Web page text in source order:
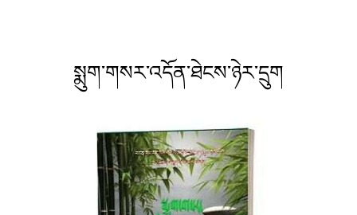
སྨུག་གསར་འདོན་ཐེངས་ཉེར་དྲུག